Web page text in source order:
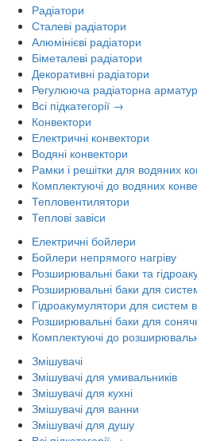
Радіатори
Сталеві радіатори
Алюмінієві радіатори
Біметалеві радіатори
Декоративні радіатори
Регулююча радіаторна
Всі підкатегорії →
Конвектори
Електричні конвектори
Водяні конвектори
Рамки і решітки для водяних
Комплектуючі до водяних
Тепловентилятори
Теплові завіси
Електричні бойлери
Бойлери непрямого нагріву
Розширювальні баки та
Розширювальні баки для
Гідроакумулятори для систем
Розширювальні баки для
Комплектуючі до
Змішувачі
Змішувачі для умивальників
Змішувачі для кухні
Змішувачі для ванни
Змішувачі для душу